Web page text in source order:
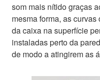
som mais nítido graças
mesma forma, as
da caixa na superfície
instaladas perto da
de modo a atingirem as